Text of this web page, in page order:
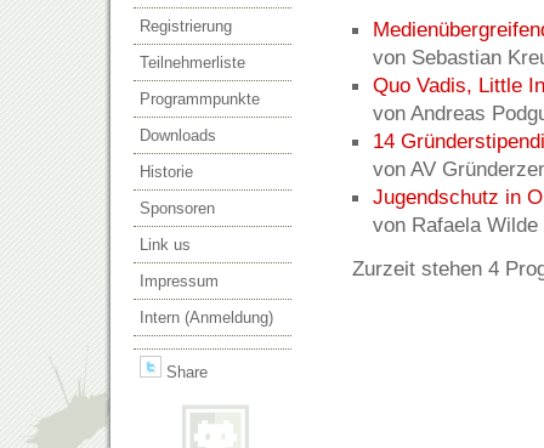
Registrierung
Teilnehmerliste
Programmpunkte
Downloads
Historie
Sponsoren
Link us
Impressum
Intern (Anmeldung)
Share
von Sebastian
Quo Vadis, Little
von Andreas
14
von AV
Jugendschutz in
von Rafaela
Zurzeit stehen 4